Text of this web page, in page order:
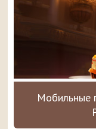
Мобильные